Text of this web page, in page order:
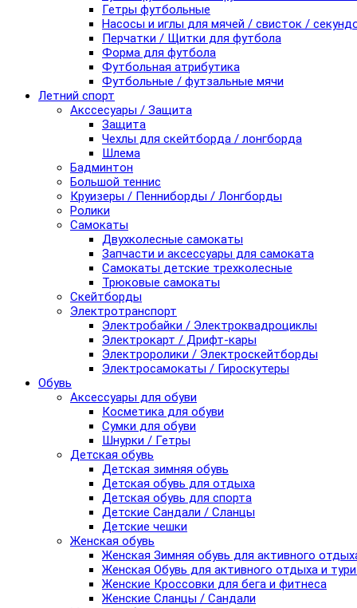
Гетры футбольные
Насосы и иглы для мячей / свисток /
Перчатки / Щитки для футбола
Форма для футбола
Футбольная атрибутика
Футбольные / футзальные мячи
Летний спорт
Акссесуары / Защита
Защита
Чехлы для скейтборда / лонгборда
Шлема
Бадминтон
Большой теннис
Круизеры / Пенниборды / Лонгборды
Ролики
Самокаты
Двухколесные самокаты
Запчасти и аксессуары для самоката
Самокаты детские трехколесные
Трюковые самокаты
Скейтборды
Электротранспорт
Электробайки / Электроквадроциклы
Электрокарт / Дрифт-кары
Электроролики / Электроскейтборды
Электросамокаты / Гироскутеры
Обувь
Аксессуары для обуви
Косметика для обуви
Сумки для обуви
Шнурки / Гетры
Детская обувь
Детская зимняя обувь
Детская обувь для отдыха
Детская обувь для спорта
Детские Сандали / Сланцы
Детские чешки
Женская обувь
Женская Зимняя обувь для активного
Женская Обувь для активного отдыха и
Женские Кроссовки для бега и фитнеса
Женские Сланцы / Сандали